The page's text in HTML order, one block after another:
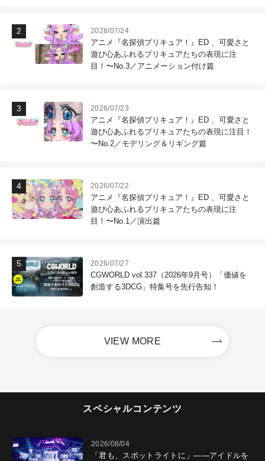
2026/07/24
アニメ『名探偵プリキュア！』ED 、可愛さと
遊び心あふれるプリキュアたちの表現に注
目！〜No.3／アニメーション付け篇
2026/07/23
アニメ『名探偵プリキュア！』ED 、可愛さと
遊び心あふれるプリキュアたちの表現に注目！
〜No.2／モデリング＆リギング篇
2026/07/22
アニメ『名探偵プリキュア！』ED 、可愛さと
遊び心あふれるプリキュアたちの表現に注
目！〜No.1／演出篇
2026/07/27
CGWORLD vol.337（2026年9月号）「価値を
創造する3DCG」特集号を先行告知！
VIEW MORE
スペシャルコンテンツ
2026/08/04
「君も、スポットライトに」――アイドルを